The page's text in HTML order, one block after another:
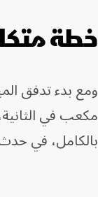
خطة
ومع بدء تدفق
بالكامل، في حدث